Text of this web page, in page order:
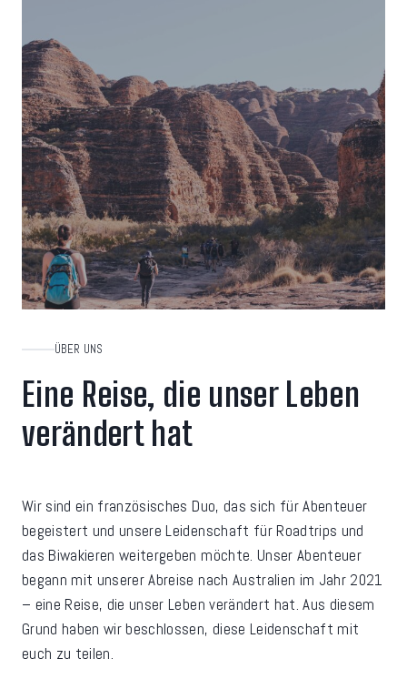
ÜBER UNS
Eine Reise, die unser Leben
verändert hat
Wir sind ein französisches Duo, das sich für Abenteuer
begeistert und unsere Leidenschaft für Roadtrips und
das Biwakieren weitergeben möchte. Unser Abenteuer
begann mit unserer Abreise nach Australien im Jahr 2021
– eine Reise, die unser Leben verändert hat. Aus diesem
Grund haben wir beschlossen, diese Leidenschaft mit
euch zu teilen.